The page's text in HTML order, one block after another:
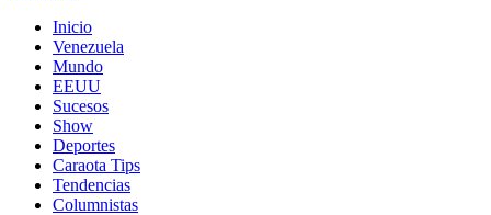
Inicio
Venezuela
Mundo
EEUU
Sucesos
Show
Deportes
Caraota Tips
Tendencias
Columnistas